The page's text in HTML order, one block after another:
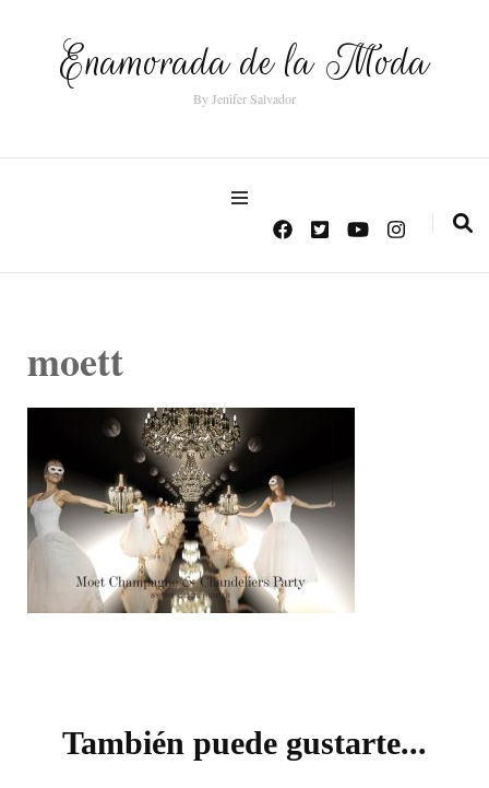
Enamorada de la Moda
By Jenifer Salvador
moett
entradas
También puede gustarte...